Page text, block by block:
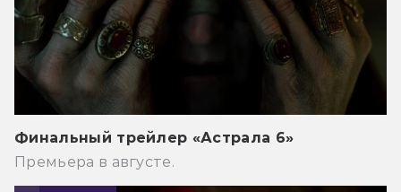
Финальный трейлер «Астрала 6»
Премьера в августе.